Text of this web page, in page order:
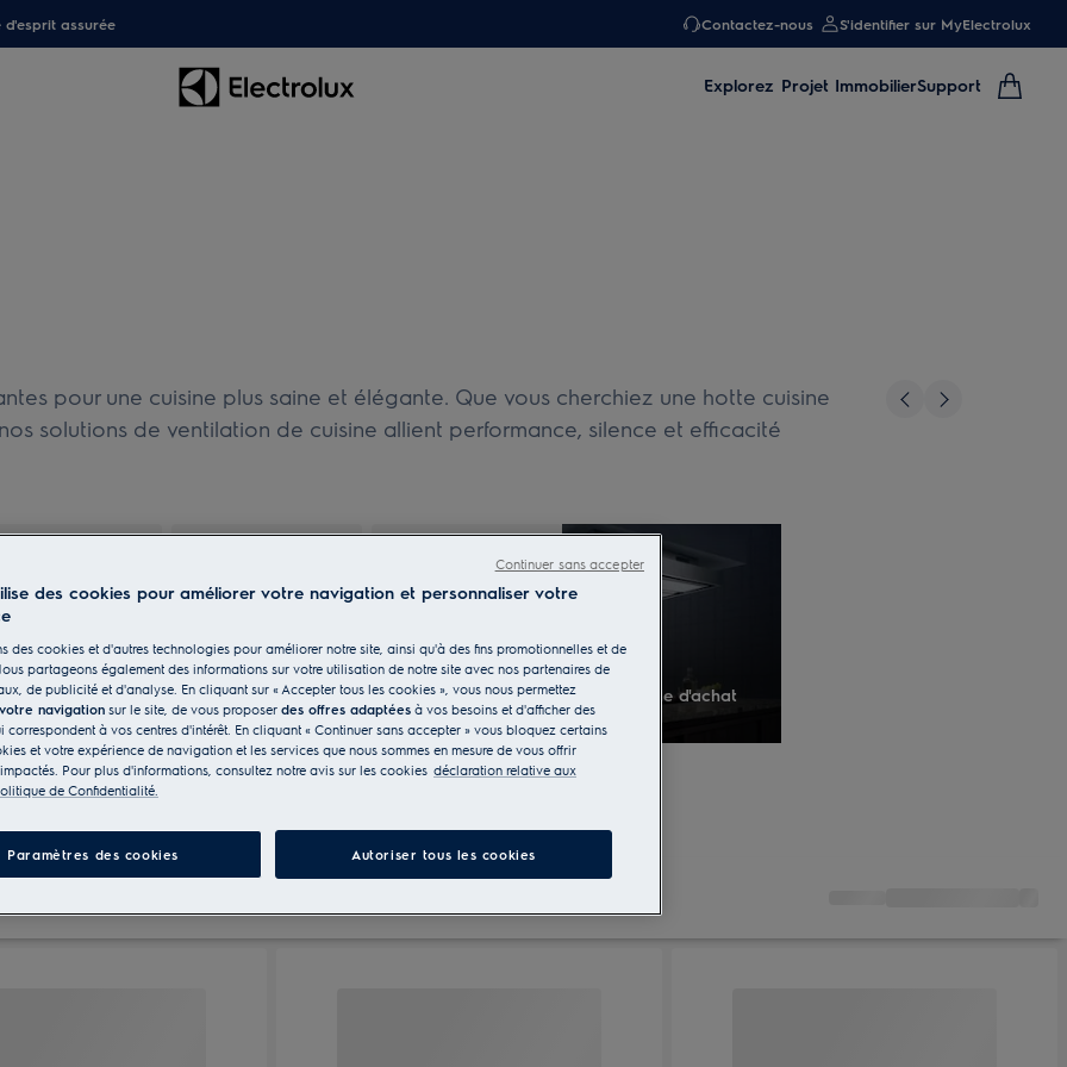
d'esprit assurée Contactez-nous S'identifier sur MyElectrolux
Explorez Projet ImmobilierSupport
pour une cuisine plus saine et élégante. Que vous cherchiez une hotte cuisine
solutions de ventilation de cuisine allient performance, silence et efficacité
encastrable Hotte 90 cm Hotte 60 cm Guide d'achat
des cookies pour améliorer votre navigation et personnaliser votre
des cookies et d'autres technologies pour améliorer notre site, ainsi qu'à des fins promotionnelles et de
partageons également des informations sur votre utilisation de notre site avec nos partenaires de
de publicité et d'analyse. En cliquant sur « Accepter tous les cookies », vous nous permettez
navigation sur le site, de vous proposer des offres adaptées à vos besoins et d'afficher des
correspondent à vos centres d'intérêt. En cliquant « Continuer sans accepter » vous bloquez certains
et votre expérience de navigation et les services que nous sommes en mesure de vous offrir
Pour plus d'informations, consultez notre avis sur les cookies déclaration relative aux
de Confidentialité.
Paramètres des cookies Autoriser tous les cookies
Continuer sans accepter